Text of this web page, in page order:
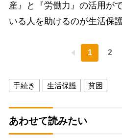
産』と『労働力』の活用が
いる人を助けるのが生活保
1 2
手続き 生活保護 貧困
あわせて読みたい